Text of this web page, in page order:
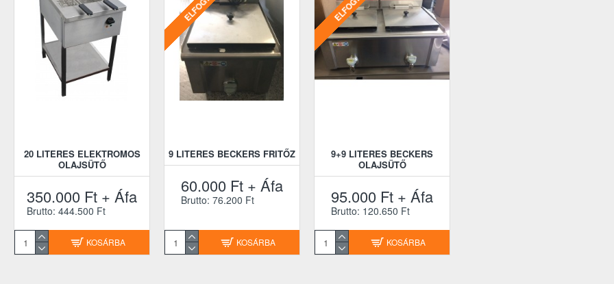
20 LITERES ELEKTROMOS
OLAJSÜTŐ
350.000 Ft + Áfa
Brutto: 444.500 Ft
KOSÁRBA
9 LITERES BECKERS FRITŐZ
60.000 Ft + Áfa
Brutto: 76.200 Ft
KOSÁRBA
9+9 LITERES BECKERS
OLAJSÜTŐ
95.000 Ft + Áfa
Brutto: 120.650 Ft
KOSÁRBA